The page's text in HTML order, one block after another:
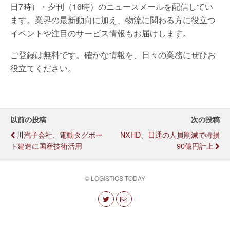
日7時）・夕刊（16時）のニュースメールを配信してい
ます。業界の最新動向に加え、物流に関わる方に役立つ
イベントや注目のサービス情報もお届けします。
ご登録は無料です。確かな情報を、日々の業務にぜひお
役立てください。
以前の投稿
川汽子会社、電動タグボー
ト建造に国産技術活用
次の投稿
NXHD、日通の人員削減で特損
90億円計上
© LOGISTICS TODAY